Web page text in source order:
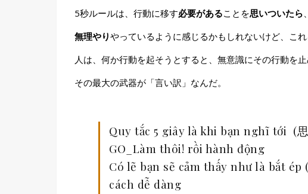
5秒ルールは、行動に移す必要があることを思いついたら
無理やりやっているように感じるかもしれないけど、こ
人は、何か行動を起そうとすると、無意識にその行動を止
その最大の武器が「言い訳」なんだ。
Quy tắc 5 giây là khi bạn nghĩ tới (
GO_Làm thôi! rồi hành động
Có lẽ bạn sẽ cảm thấy như là bắt ép (
cách dễ dàng